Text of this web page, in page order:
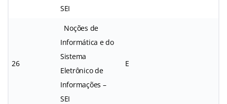
SEI
26
Noções de
Informática e do
Sistema
Eletrônico de
Informações –
SEI
E